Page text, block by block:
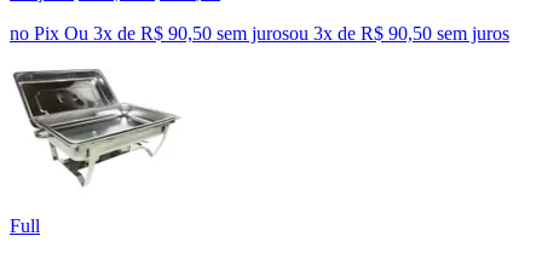
no Pix Ou 3x de R$ 90,50 sem jurosou 3x de R$ 90,50 sem juros
Full